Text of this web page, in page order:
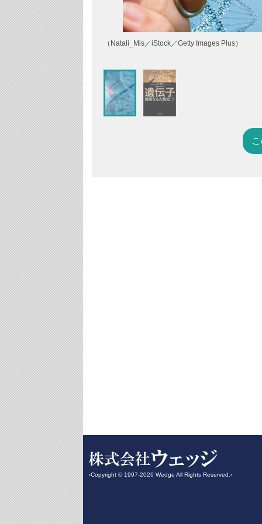
（Natali_Mis／iStock／Getty Images Plus）
‹Copyright © 1997-2026 Wedge All Rights Reserved.›